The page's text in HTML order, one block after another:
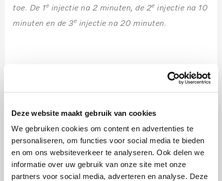
Deze website maakt gebruik van cookies
We gebruiken cookies om content en advertenties te
personaliseren, om functies voor social media te bieden
en om ons websiteverkeer te analyseren. Ook delen we
informatie over uw gebruik van onze site met onze
partners voor social media, adverteren en analyse. Deze
toe. De 1e injectie na 2 minuten, de 2e injectie na 10
minuten en de 3e injectie na 20 minuten.
Stap 1:
Klop de eiwitten met de suiker tot de suiker opgelost
is.
Stap 2:
Plaats de vuurvaste mengkom in een andere kom